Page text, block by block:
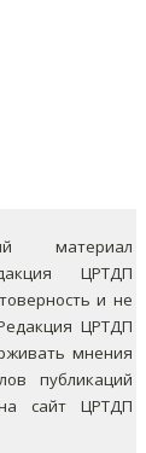
материал
ЦРТДП
и не
ЦРТДП
мнения
публикаций
сайт ЦРТДП